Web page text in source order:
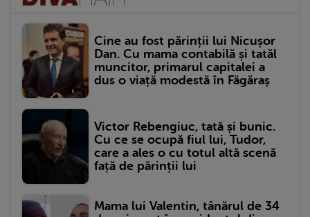
Cine au fost părinții lui Nicușor
Dan. Cu mama contabilă și tatăl
muncitor, primarul capitalei a
dus o viață modestă în Făgăraș
Victor Rebengiuc, tată și bunic.
Cu ce se ocupă fiul lui, Tudor,
care a ales o cu totul altă scenă
față de părinții lui
Mama lui Valentin, tânărul de 34